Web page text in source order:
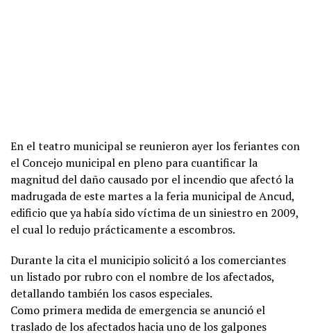
En el teatro municipal se reunieron ayer los feriantes con
el Concejo municipal en pleno para cuantificar la
magnitud del daño causado por el incendio que afectó la
madrugada de este martes a la feria municipal de Ancud,
edificio que ya había sido víctima de un siniestro en 2009,
el cual lo redujo prácticamente a escombros.
Durante la cita el municipio solicitó a los comerciantes
un listado por rubro con el nombre de los afectados,
detallando también los casos especiales.
Como primera medida de emergencia se anunció el
traslado de los afectados hacia uno de los galpones